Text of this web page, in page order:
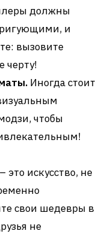
должны
и
вызовите
черту!
Иногда стоит
чтобы
искусство, не
свои шедевры в
не